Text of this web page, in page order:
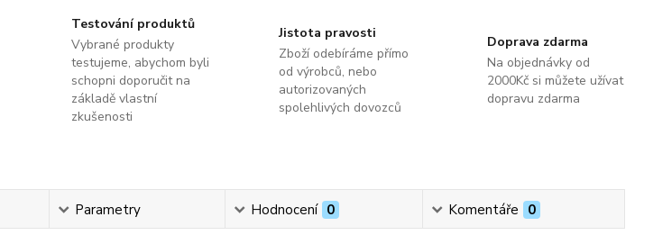
Testování produktů
Vybrané produkty
testujeme, abychom byli
schopni doporučit na
základě vlastní
zkušenosti
Jistota pravosti
Zboží odebíráme přímo
od výrobců, nebo
autorizovaných
spolehlivých dovozců
Doprava zdarma
Na objednávky od
2000Kč si můžete užívat
dopravu zdarma
Parametry Hodnocení 0 Komentáře 0